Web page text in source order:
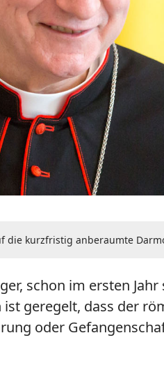
die kurzfristig anberaumte
schon im ersten
geregelt, dass der
oder